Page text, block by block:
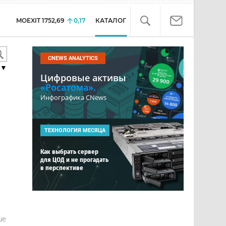
MOEXIT 1752,69 0,17 КАТАЛОГ
▼
CNEWS ANALYTICS
Цифровые активы
«Росатома».
Инфографика CNews
ТЕХНОЛОГИЯ МЕСЯЦА
Как выбрать сервер
для ЦОД и не прогадать
в перспективе